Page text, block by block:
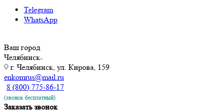
Telegram
WhatsApp
Ваш город
Челябинск
г. Челябинск, ул. Кирова, 159
enkomrus@mail.ru
8 (800) 775-86-17
(звонок бесплатный)
Заказать звонок